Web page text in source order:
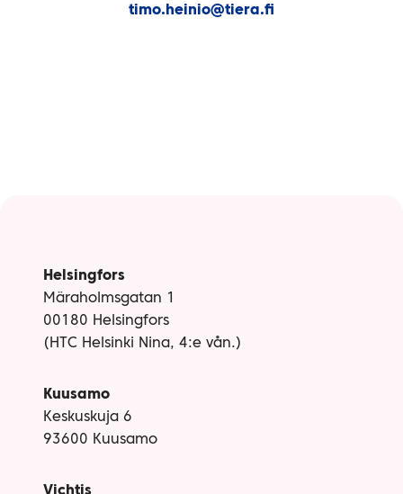
timo.heinio@tiera.fi
Helsingfors
Märaholmsgatan 1
00180 Helsingfors
(HTC Helsinki Nina, 4:e vån.)
Kuusamo
Keskuskuja 6
93600 Kuusamo
Vichtis